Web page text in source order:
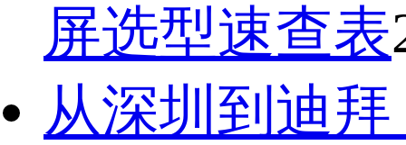
屏选型速查表
从深圳到迪